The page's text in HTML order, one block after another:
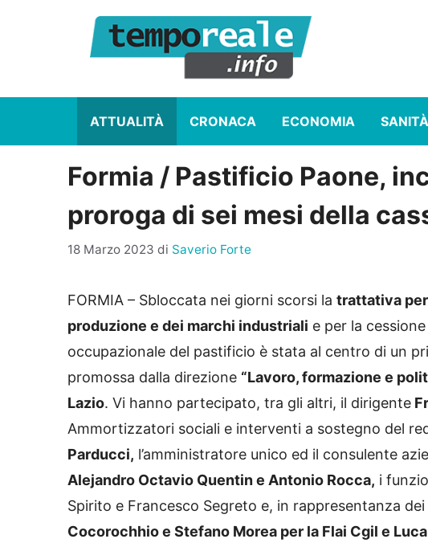
ATTUALITÀ CRONACA ECONOMIA SANITÀ
Formia / Pastificio Paone,
proroga di sei mesi della
18 Marzo 2023 di Saverio Forte
FORMIA – Sbloccata nei giorni scorsi la trattativa
produzione e dei marchi industriali e per la
occupazionale del pastificio è stata al centro di un
promossa dalla direzione “Lavoro, formazione e
Lazio. Vi hanno partecipato, tra gli altri, il dirigente
Ammortizzatori sociali e interventi a sostegno del
Parducci, l’amministratore unico ed il consulente
Alejandro Octavio Quentin e Antonio Rocca, i
Spirito e Francesco Segreto e, in rappresentanza
Cocorochhio e Stefano Morea per la Flai Cgil e